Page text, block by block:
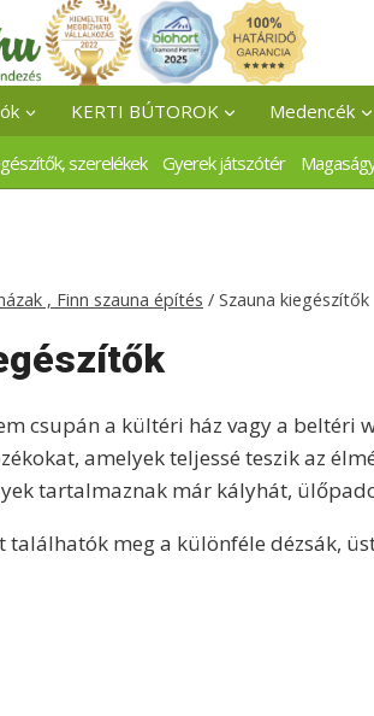
KERTI BÚTOROK Medencék
szerelékek Gyerek játszótér
, Finn szauna építés / Szauna kiegészítők
csupán a kültéri ház vagy a beltéri
amelyek teljessé teszik az
tartalmaznak már kályhát,
találhatók meg a különféle dézsák,